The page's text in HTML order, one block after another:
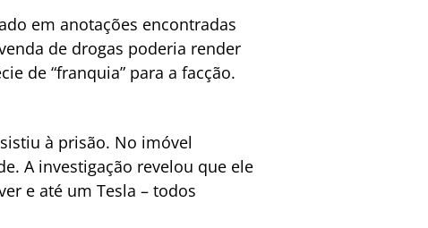
em anotações encontradas
de drogas poderia render
de “franquia” para a facção.
à prisão. No imóvel
A investigação revelou que ele
e até um Tesla – todos